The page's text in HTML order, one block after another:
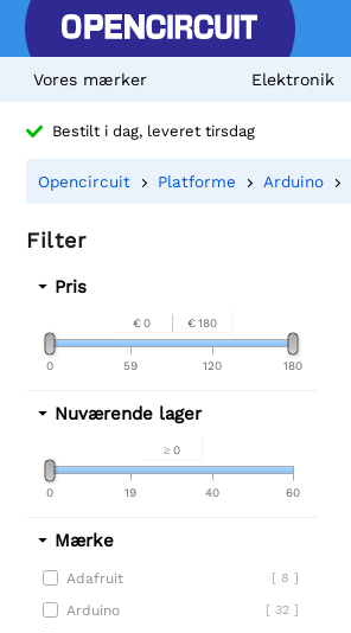
Vores mærker Elektronik
Bestilt i dag, leveret tirsdag
Opencircuit Platforme Arduino
Filter
Pris
€ 0 € 180
0 180
59 120
Nuværende lager
≥ 0
0 60
19 40
Mærke
Adafruit [ 8 ]
Arduino [ 32 ]